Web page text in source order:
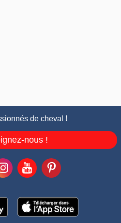
de cheval !
nous !